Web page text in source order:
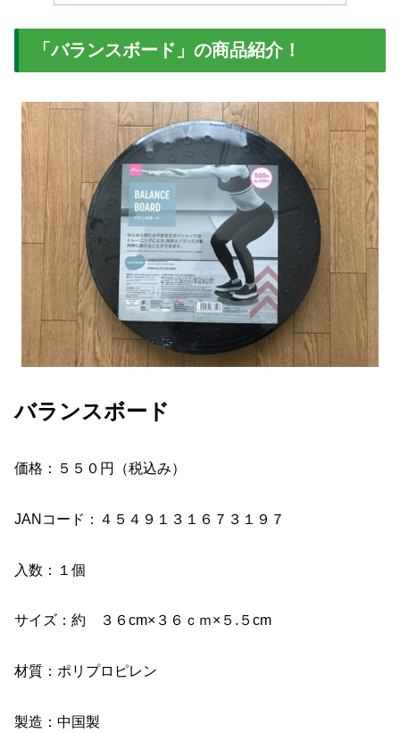
「バランスボード」の商品紹介！
バランスボード
価格：５５０円（税込み）
JANコード：４５４９１３１６７３１９７
入数：１個
サイズ：約 ３６cm×３６ｃｍ×５.５cm
材質：ポリプロピレン
製造：中国製